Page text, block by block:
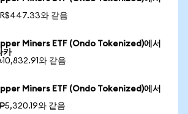
와 같음
Miners ETF (Ondo Tokenized)에서
카
와 같음
Miners ETF (Ondo Tokenized)에서
와 같음